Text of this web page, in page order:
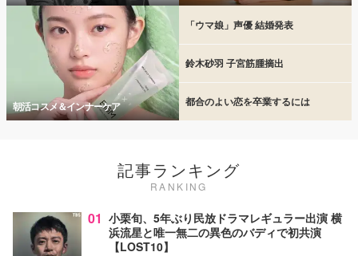
朝活コスメ＆インナーケア
「ウマ娘」声優 結婚発表
鈴木砂羽 子宮筋腫摘出
都合のよい恋を卒業するには
記事ランキング
RANKING
01 小栗旬、5年ぶり民放ドラマレギュラー出演 横
浜流星と唯一無二の異色のバディで初共演
【LOST10】